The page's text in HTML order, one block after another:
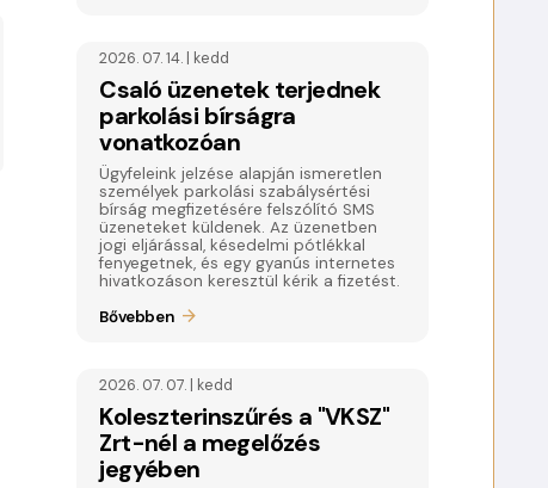
2026. 07. 14. | kedd
Csaló üzenetek terjednek
parkolási bírságra
vonatkozóan
Ügyfeleink jelzése alapján ismeretlen
személyek parkolási szabálysértési
bírság megfizetésére felszólító SMS
üzeneteket küldenek. Az üzenetben
jogi eljárással, késedelmi pótlékkal
fenyegetnek, és egy gyanús internetes
hivatkozáson keresztül kérik a fizetést.
Bővebben
2026. 07. 07. | kedd
Koleszterinszűrés a "VKSZ"
Zrt-nél a megelőzés
jegyében